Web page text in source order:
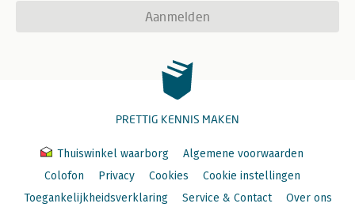
Aanmelden
PRETTIG KENNIS MAKEN
Thuiswinkel waarborg
Algemene voorwaarden
Colofon
Privacy Cookies
Cookie instellingen
Toegankelijkheidsverklaring
Service & Contact Over ons